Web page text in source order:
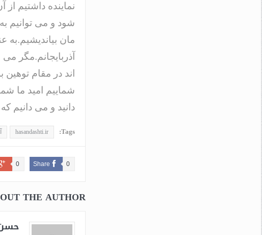
نماینده داشتیم
شود و می توانیم
مان بیاندیشیم.به
آذربایجانم.مگر
اند در مقام توهین
شماییم امید ما
دانید و می
Tags:
hasandashti.ir
Share 0
0
THE AUTHOR